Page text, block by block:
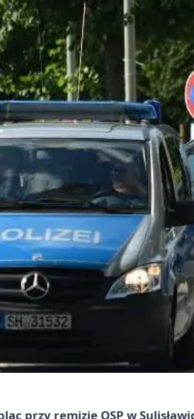
przy remizie OSP w